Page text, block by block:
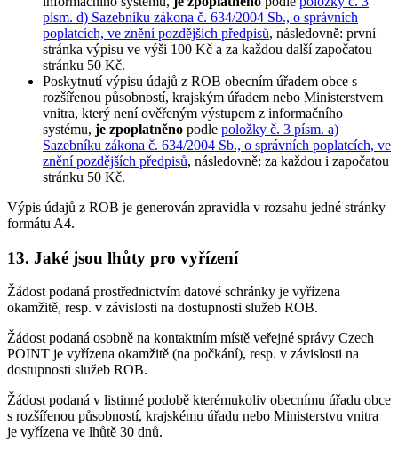
písm. d) Sazebníku zákona č. 634/2004 Sb., o správních
poplatcích, ve znění pozdějších předpisů, následovně: první
stránka výpisu ve výši 100 Kč a za každou další započatou
stránku 50 Kč.
Poskytnutí výpisu údajů z ROB obecním úřadem obce s
rozšířenou působností, krajským úřadem nebo Ministerstvem
vnitra, který není ověřeným výstupem z informačního
systému, je zpoplatněno podle položky č. 3 písm. a)
Sazebníku zákona č. 634/2004 Sb., o správních poplatcích, ve
znění pozdějších předpisů, následovně: za každou i započatou
stránku 50 Kč.
Výpis údajů z ROB je generován zpravidla v rozsahu jedné stránky
formátu A4.
13. Jaké jsou lhůty pro vyřízení
Žádost podaná prostřednictvím datové schránky je vyřízena
okamžitě, resp. v závislosti na dostupnosti služeb ROB.
Žádost podaná osobně na kontaktním místě veřejné správy Czech
POINT je vyřízena okamžitě (na počkání), resp. v závislosti na
dostupnosti služeb ROB.
Žádost podaná v listinné podobě kterémukoliv obecnímu úřadu obce
s rozšířenou působností, krajskému úřadu nebo Ministerstvu vnitra
je vyřízena ve lhůtě 30 dnů.